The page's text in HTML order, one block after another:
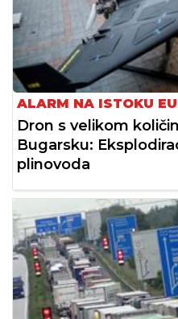
ALARM NA ISTOKU
Dron s velikom
Bugarsku:
plinovoda